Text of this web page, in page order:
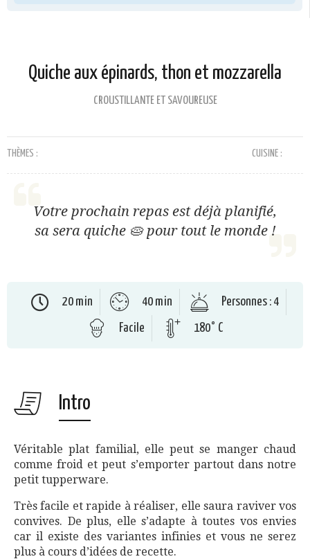
Quiche aux épinards, thon et mozzarella
CROUSTILLANTE ET SAVOUREUSE
THÈMES : CUISINE :
Votre prochain repas est déjà planifié,
sa sera quiche 🥧 pour tout le monde !
20 min 40 min
Personnes : 4
Facile
180° C
Intro
Véritable plat familial, elle peut se manger chaud
comme froid et peut s’emporter partout dans notre
petit tupperware.
Très facile et rapide à réaliser, elle saura raviver vos
convives. De plus, elle s’adapte à toutes vos envies
car il existe des variantes infinies et vous ne serez
plus à cours d’idées de recette.